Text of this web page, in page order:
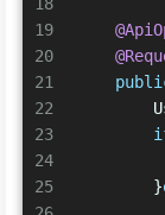
19
20
21
22
23
24
25
        }